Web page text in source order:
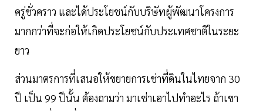
ครู่ชั่วคราว และได้ประโยชน์กับบริษัทผู้พัฒนาโครงการ
มากกว่าที่จะก่อให้เกิดประโยชน์กับประเทศชาติในระยะ
ยาว
ส่วนมาตรการที่เสนอให้ขยายการเช่าที่ดินในไทยจาก 30
ปี เป็น 99 ปีนั้น ต้องถามว่า มาเช่าเอาไปทำอะไร ถ้าเขา